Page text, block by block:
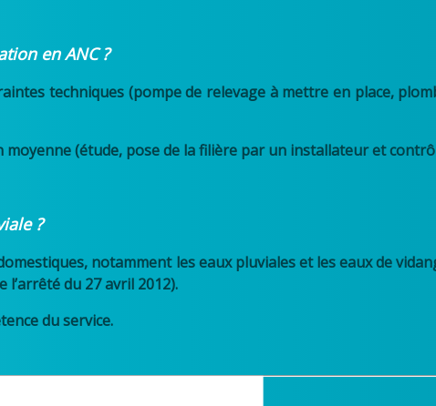
en ANC ?
techniques (pompe de relevage à mettre en place,
(étude, pose de la filière par un installateur et
?
notamment les eaux pluviales et les eaux de
l’arrêté du 27 avril 2012).
du service.